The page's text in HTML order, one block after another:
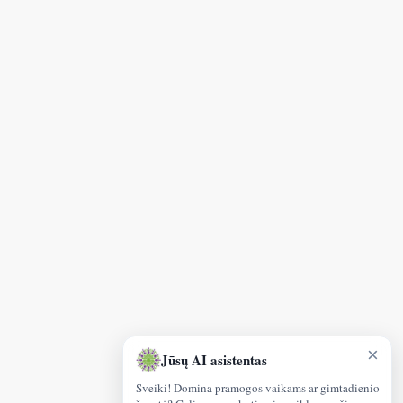
×
Jūsų AI asistentas
Sveiki! Domina pramogos vaikams ar gimtadienio